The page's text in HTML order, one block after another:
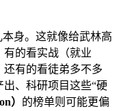
身。这就像给武林高
的看实战（就业
有的看徒弟多不多
、科研项目这些“硬
） 的榜单则可能更偏